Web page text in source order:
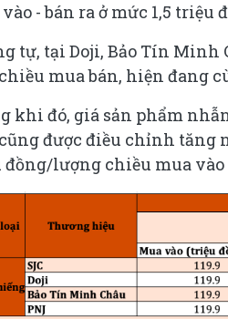
- bán ra ở mức 1,5 triệu
tự, tại Doji, Bảo Tín Minh
mua bán, hiện đang
khi đó, giá sản phẩm
được điều chỉnh tăng
lượng chiều mua vào